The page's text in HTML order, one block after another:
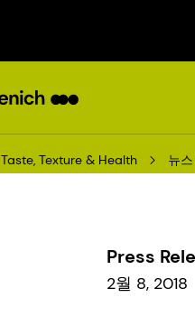
Taste, Texture & Health 뉴
Press
2월 8, 2018